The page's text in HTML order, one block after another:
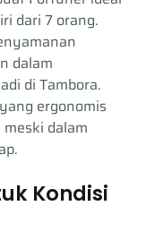
dari 7 orang.
dalam
di Tambora.
ergonomis
dalam
Kondisi